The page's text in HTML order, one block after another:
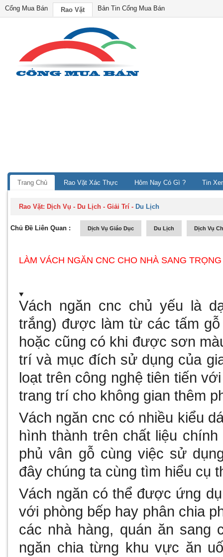
Cổng Mua Bán Rao Vặt Bản Tin Cổng Mua Bán
Trang Chủ Rao Vặt Xác Thực Hôm Nay Có Gì ? Tin
Rao Vặt: Dịch Vụ - Du Lịch - Giải Trí - Du Lịch
Chủ Đề Liên Quan : Dịch Vụ Giáo Dục Du Lịch Dịch Vụ
LÀM VÁCH NGĂN CNC CHO NHÀ SANG
Vách ngăn cnc chủ yếu là
trắng) được làm từ các tấm
hoặc cũng có khi được sơn
trí và mục đích sử dụng của
loạt trên công nghệ tiên tiến
trang trí cho không gian thêm
Vách ngăn cnc có nhiều kiểu
hình thành trên chất liệu
phủ vân gỗ cùng việc sử
đây chúng ta cùng tìm hiểu cụ
Vách ngăn có thể được ứng
với phòng bếp hay phân chia
các nhà hàng, quán ăn sang
ngăn chia từng khu vực ăn